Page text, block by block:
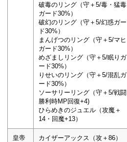
破毒のリング（守＋5/毒・猛毒
ガード30%）
破幻のリング（守＋5/幻惑ガー
ド30%）
まんげつのリング（守＋5/マヒ
ガード30%）
めざましリング（守＋5/眠りガ
ード30%）
りせいのリング（守＋5/混乱ガ
ード30%）
ソーサリーリング（守＋5/戦闘
勝利時MP回復+4)
ひらめきのジュエル（攻魔＋
14・回魔+13）
皇帝
カイザーアックス（攻＋86）